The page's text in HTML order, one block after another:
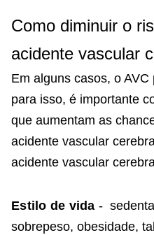
Como diminuir o
acidente vascular
Em alguns casos, o
para isso, é importante
que aumentam as
acidente vascular
acidente vascular
Estilo de vida -
sobrepeso, obesidade,